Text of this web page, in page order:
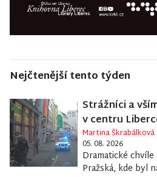
Nejčtenější tento týden
Strážníci a
v centru
Martina Škrabálková
05. 08. 2026
Dramatické
Pražská, kde byl